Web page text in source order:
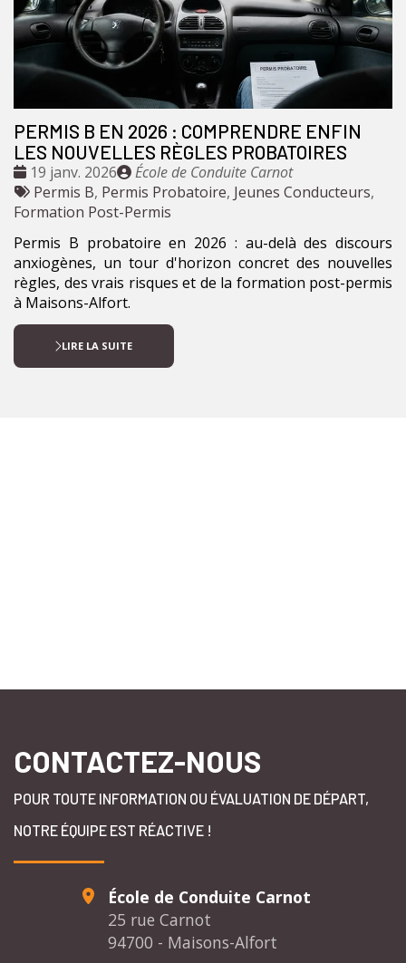
PERMIS B EN 2026 : COMPRENDRE ENFIN
LES NOUVELLES RÈGLES PROBATOIRES
Date
:
19 janv. 2026
Publié
par
École de Conduite Carnot
Tags
:
Permis B, Permis Probatoire, Jeunes Conducteurs,
Formation Post-Permis
Permis B probatoire en 2026 : au-delà des discours
anxiogènes, un tour d'horizon concret des nouvelles
règles, des vrais risques et de la formation post-permis
à Maisons-Alfort.
LIRE LA SUITE
CONTACTEZ-NOUS
POUR TOUTE INFORMATION OU ÉVALUATION DE DÉPART,
NOTRE ÉQUIPE EST RÉACTIVE !
École de Conduite Carnot
25 rue Carnot
94700 - Maisons-Alfort